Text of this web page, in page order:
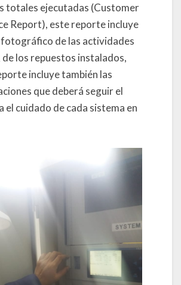
totales ejecutadas (Customer
Report), este reporte incluye
de las actividades
de los repuestos instalados,
incluye también las
que deberá seguir el
el cuidado de cada sistema en